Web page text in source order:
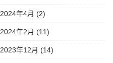
2024年4月 (2)
2024年2月 (11)
2023年12月 (14)